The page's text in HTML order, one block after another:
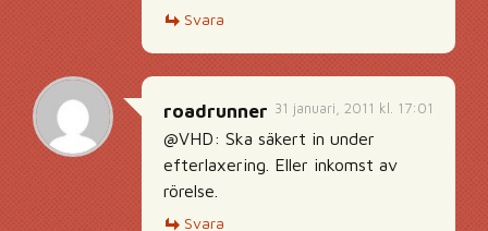
Svara
31 januari, 2011 kl. 17:01
roadrunner
@VHD: Ska säkert in under
efterlaxering. Eller inkomst av
rörelse.
Svara